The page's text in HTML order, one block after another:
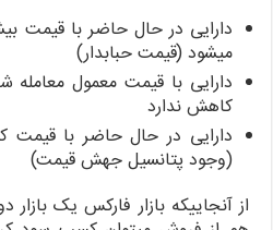
دارایی در حال حاضر با قیمت
میشود (قیمت حبابدار)
دارایی با قیمت معمول معامله
کاهش ندارد
دارایی در حال حاضر با قیمت
(وجود پتانسیل جهش قیمت)
از آنجاییکه بازار فارکس یک